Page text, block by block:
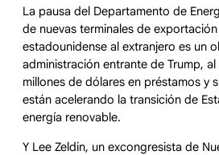
La pausa del Departamento de
de nuevas terminales de
estadounidense al extranjero es un
administración entrante de Trump,
millones de dólares en préstamos y
están acelerando la transición de
energía renovable.
Y Lee Zeldin, un excongresista de